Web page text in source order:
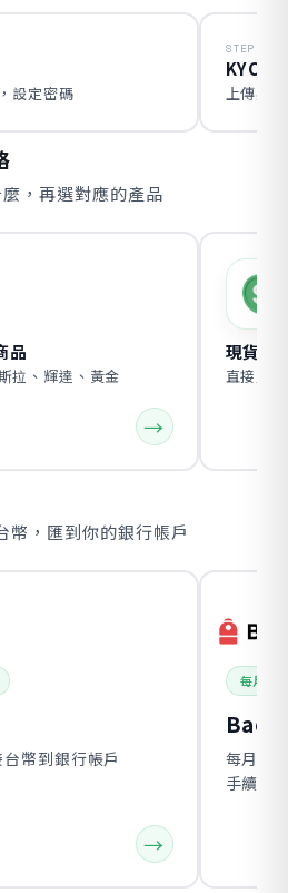
設定密碼
STEP 02
KYC 身
上傳身
，再選對應的產品
品
拉、輝達、黃金
現貨
直接買
幣，匯到你的銀行帳戶
幣到銀行帳戶
→
每月免
每月有
手續費